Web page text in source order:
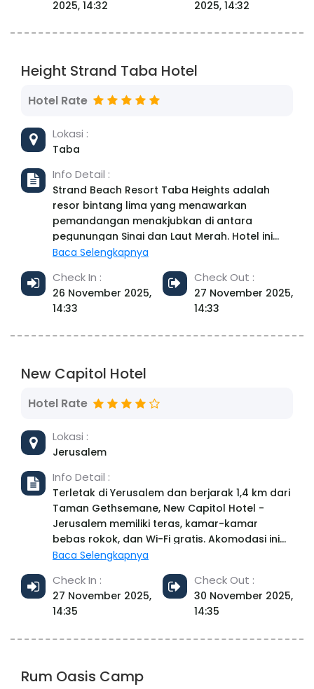
kopi. Kamar-kamar yang ditingkatkan memiliki
restoran, 3 bar, dan spa, serta lapangan tenis,
dan lapangan sepak bola. Terdapat juga
olahraga. Sarapan tersedia. Address:
396X+9HW, Tolip Gardens Hotel طريق السويس,
Governorate, Egypt Phone: +20 2 24102580
2025, 14:32
2025, 14:32
Height Strand Taba Hotel
Hotel Rate
Lokasi :
Taba
Info Detail :
Strand Beach Resort Taba Heights adalah
resor bintang lima yang menawarkan
pemandangan menakjubkan di antara
pegunungan Sinai dan Laut Merah. Hotel ini
memiliki arsitektur yang terinspirasi gaya Mesir
renang, dan fasilitas lengkap termasuk klub
anak-anak, spa, serta pusat kebugaran.
Dengan 503 kamar dan berbagai fasilitas,
air, perjalanan perahu, dan layanan wisata
Baca Selengkapnya
Check In :
26 November 2025,
14:33
Check Out :
27 November 2025,
14:33
New Capitol Hotel
Hotel Rate
Lokasi :
Jerusalem
Info Detail :
Terletak di Yerusalem dan berjarak 1,4 km dari
Taman Gethsemane, New Capitol Hotel -
Jerusalem memiliki teras, kamar-kamar
bebas rokok, dan Wi-Fi gratis. Akomodasi ini
berjarak sekitar 4,5 km dari Holyland Model of
km dari Manger Square. Akomodasi ini
menawarkan layanan pramutamu, meja
layanan wisata, dan penitipan bagasi untuk
dengan shower dan perlengkapan mandi
Baca Selengkapnya
Check In :
27 November 2025,
14:35
Check Out :
30 November 2025,
14:35
Rum Oasis Camp